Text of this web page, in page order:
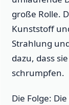
große Rolle.
Kunststoff
Strahlung
dazu, dass
schrumpfen.
Die Folge: